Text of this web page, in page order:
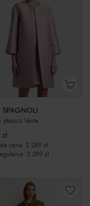
SPAGNOLI
płaszcz Vanta
zł
cena: 2 289 zł
2 289 zł